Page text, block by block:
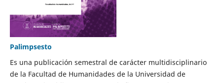
Palimpsesto
Es una publicación semestral de carácter multidisciplinario
de la Facultad de Humanidades de la Universidad de